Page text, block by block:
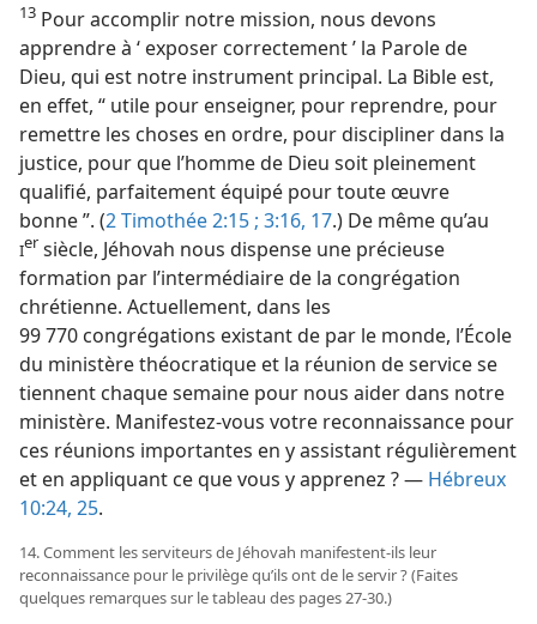
13 Pour accomplir notre mission, nous devons
apprendre à ‘ exposer correctement ’ la Parole de
Dieu, qui est notre instrument principal. La Bible est,
en effet, “ utile pour enseigner, pour reprendre, pour
remettre les choses en ordre, pour discipliner dans la
justice, pour que l’homme de Dieu soit pleinement
qualifié, parfaitement équipé pour toute œuvre
bonne ”. (2 Timothée 2:15 ; 3:16, 17.) De même qu’au
Ier siècle, Jéhovah nous dispense une précieuse
formation par l’intermédiaire de la congrégation
chrétienne. Actuellement, dans les
99 770 congrégations existant de par le monde, l’École
du ministère théocratique et la réunion de service se
tiennent chaque semaine pour nous aider dans notre
ministère. Manifestez-​vous votre reconnaissance pour
ces réunions importantes en y assistant régulièrement
et en appliquant ce que vous y apprenez ? — Hébreux
10:24, 25.
14. Comment les serviteurs de Jéhovah manifestent-​ils leur
reconnaissance pour le privilège qu’ils ont de le servir ? (Faites
quelques remarques sur le tableau des pages 27-30.)